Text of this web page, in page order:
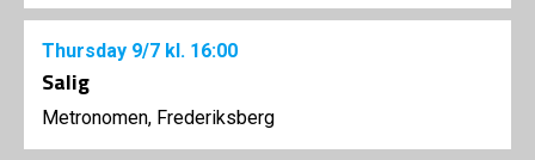
Thursday 9/7 kl. 16:00
Salig
Metronomen, Frederiksberg